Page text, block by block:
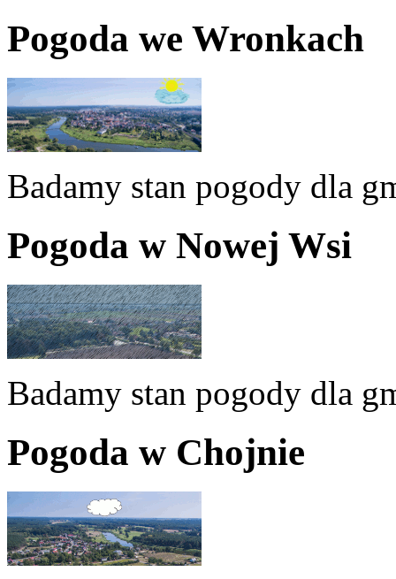
Pogoda we Wronkach
Badamy stan pogody dla
Pogoda w Nowej Wsi
Badamy stan pogody dla
Pogoda w Chojnie